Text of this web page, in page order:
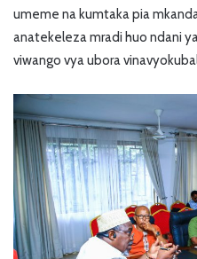
umeme na kumtaka pia
anatekeleza mradi huo ndani
viwango vya ubora